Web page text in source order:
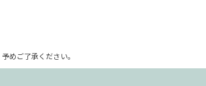
めご了承ください。